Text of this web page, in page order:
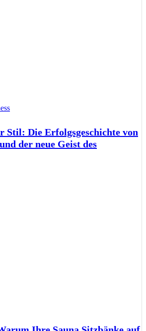
Stil: Die Erfolgsgeschichte von
der neue Geist des